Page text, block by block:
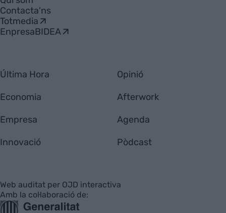
Contacta'ns
Totmedia
EnpresaBIDEA
Última Hora
Economia
Empresa
Innovació
Opinió
Afterwork
Agenda
Pòdcast
Web auditat per OJD interactiva
Amb la col·laboració de: